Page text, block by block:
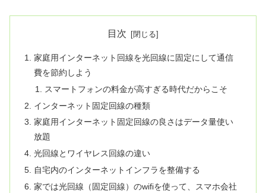
目次
家庭用インターネット回線を光回線に固定にして通信
費を節約しよう
スマートフォンの料金が高すぎる時代だからこそ
インターネット固定回線の種類
家庭用インターネット固定回線の良さはデータ量使い
放題
光回線とワイヤレス回線の違い
自宅内のインターネットインフラを整備する
家では光回線（固定回線）のwifiを使って、スマホ会社